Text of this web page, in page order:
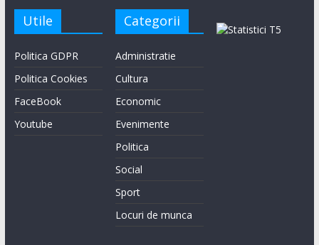
Utile
Politica GDPR
Politica Cookies
FaceBook
Youtube
Categorii
Administratie
Cultura
Economic
Evenimente
Politica
Social
Sport
Locuri de munca